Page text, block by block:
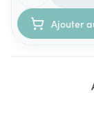
Ajouter